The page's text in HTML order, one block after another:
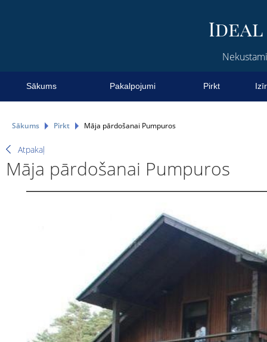
Sākums Pakalpojumi Pirkt
Sākums Pirkt Māja pārdošanai Pumpuros
Atpakaļ
Māja pārdošanai Pumpuros